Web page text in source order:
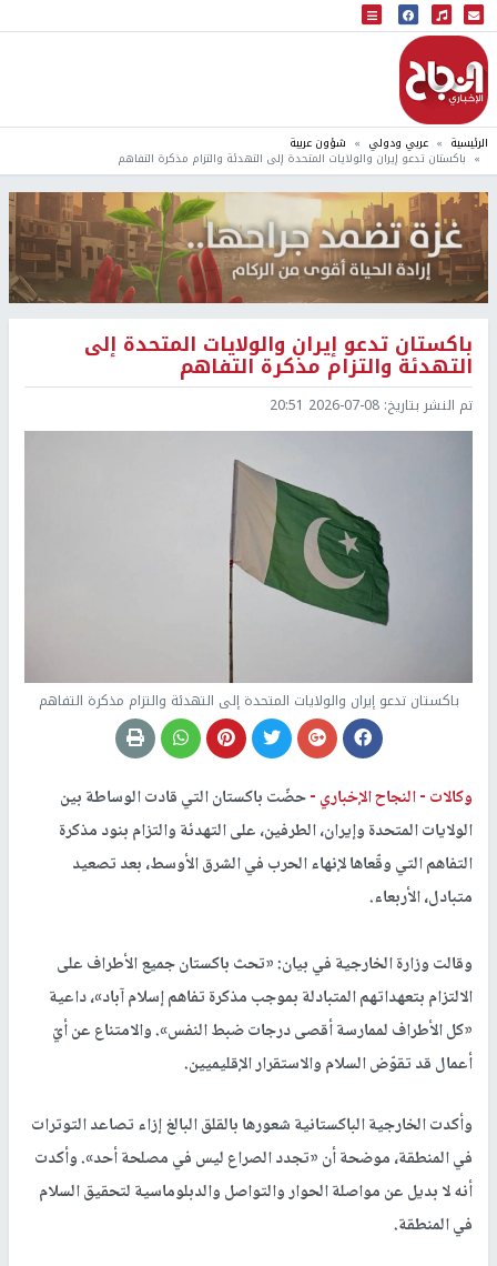
البث المباشر
إذاعة النجاح
الرئيسية عربي ودولي شؤون عربية
باكستان تدعو إيران والولايات المتحدة إلى التهدئة والتزام مذكرة التفاهم
باكستان تدعو إيران والولايات المتحدة إلى
التهدئة والتزام مذكرة التفاهم
تم النشر بتاريخ: 2026-07-08 20:51
باكستان تدعو إيران والولايات المتحدة إلى التهدئة والتزام مذكرة التفاهم
وكالات -النجاح الإخباري -حضّت باكستان التي قادت الوساطة بين
الولايات المتحدة وإيران، الطرفين، على التهدئة والتزام بنود مذكرة
التفاهم التي وقّعاها لإنهاء الحرب في الشرق الأوسط، بعد تصعيد
متبادل، الأربعاء.
وقالت وزارة الخارجية في بيان: «تحث باكستان جميع الأطراف على
الالتزام بتعهداتهم المتبادلة بموجب مذكرة تفاهم إسلام آباد»، داعية
«كل الأطراف لممارسة أقصى درجات ضبط النفس». والامتناع عن أيّ
أعمال قد تقوّض السلام والاستقرار الإقليميين.
وأكدت الخارجية الباكستانية شعورها بالقلق البالغ إزاء تصاعد التوترات
في المنطقة، موضحة أن «تجدد الصراع ليس في مصلحة أحد». وأكدت
أنه لا بديل عن مواصلة الحوار والتواصل والدبلوماسية لتحقيق السلام
في المنطقة.